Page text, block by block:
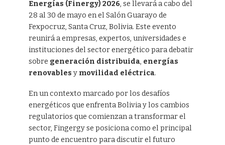
Energías (Finergy) 2026, se llevará a cabo del
28 al 30 de mayo en el Salón Guarayo de
Fexpocruz, Santa Cruz, Bolivia. Este evento
reunirá a empresas, expertos, universidades e
instituciones del sector energético para debatir
sobre generación distribuida, energías
renovables y movilidad eléctrica.
En un contexto marcado por los desafíos
energéticos que enfrenta Bolivia y los cambios
regulatorios que comienzan a transformar el
sector, Fingergy se posiciona como el principal
punto de encuentro para discutir el futuro